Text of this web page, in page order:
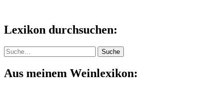
Lexikon durchsuchen:
Suche Suche
Aus meinem Weinlexikon: